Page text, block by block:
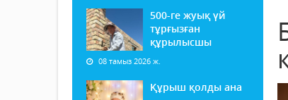
500-ге жуық үй
тұрғызған
құрылысшы
08 тамыз 2026 ж.
Құрыш қолды ана